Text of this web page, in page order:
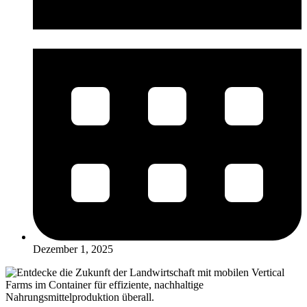
Dezember 1, 2025